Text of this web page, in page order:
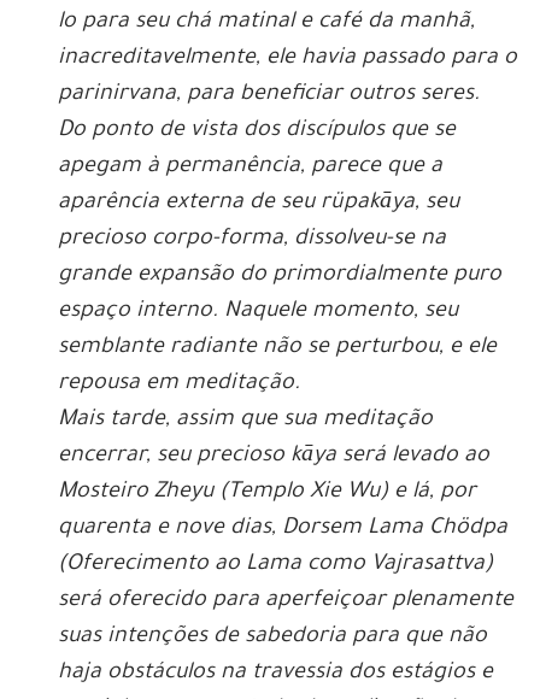
lo para seu chá matinal e café da manhã,
inacreditavelmente, ele havia passado para o
parinirvana, para beneficiar outros seres.
Do ponto de vista dos discípulos que se
apegam à permanência, parece que a
aparência externa de seu rüpakāya, seu
precioso corpo-forma, dissolveu-se na
grande expansão do primordialmente puro
espaço interno. Naquele momento, seu
semblante radiante não se perturbou, e ele
repousa em meditação.
Mais tarde, assim que sua meditação
encerrar, seu precioso kāya será levado ao
Mosteiro Zheyu (Templo Xie Wu) e lá, por
quarenta e nove dias, Dorsem Lama Chödpa
(Oferecimento ao Lama como Vajrasattva)
será oferecido para aperfeiçoar plenamente
suas intenções de sabedoria para que não
haja obstáculos na travessia dos estágios e